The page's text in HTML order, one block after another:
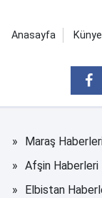
Anasayfa Künye
Maraş
Afşin Haberleri
Elbistan